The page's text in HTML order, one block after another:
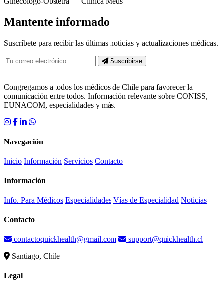
Mantente informado
Suscríbete para recibir las últimas noticias y actualizaciones médicas.
Suscribirse
Congregamos a todos los médicos de Chile para favorecer la
comunicación entre todos. Información relevante sobre CONISS,
EUNACOM, especialidades y más.
Navegación
Inicio Información Servicios Contacto
Información
Info. Para Médicos Especialidades Vías de Especialidad Noticias
Contacto
contactoquickhealth@gmail.com
support@quickhealth.cl
Santiago, Chile
Legal